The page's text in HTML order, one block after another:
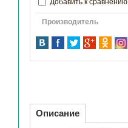
Производитель
Описание